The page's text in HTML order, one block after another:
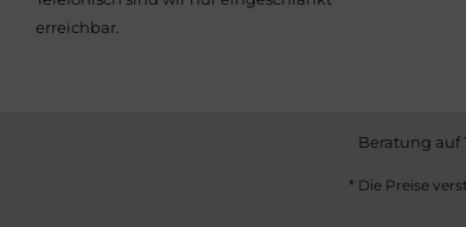
erreichbar.
Beratung auf
* Die Preise